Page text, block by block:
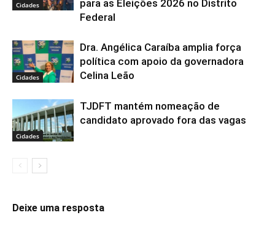
Cidades
para as Eleições 2026 no Distrito
Federal
Cidades
Dra. Angélica Caraíba amplia força
política com apoio da governadora
Celina Leão
Cidades
TJDFT mantém nomeação de
candidato aprovado fora das vagas
Deixe uma resposta